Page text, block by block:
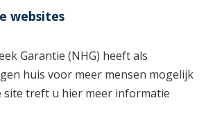
websites
Garantie (NHG) heeft als
huis voor meer mensen mogelijk
site treft u hier meer informatie